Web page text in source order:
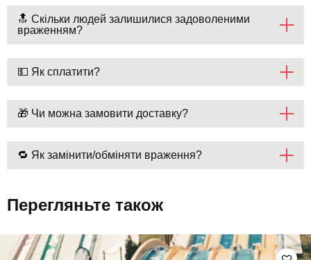
🔝 Скільки людей залишилися задоволеними
враженням?
💵 Як сплатити?
🎁 Чи можна замовити доставку?
🔁 Як замінити/обміняти враження?
Перегляньте також